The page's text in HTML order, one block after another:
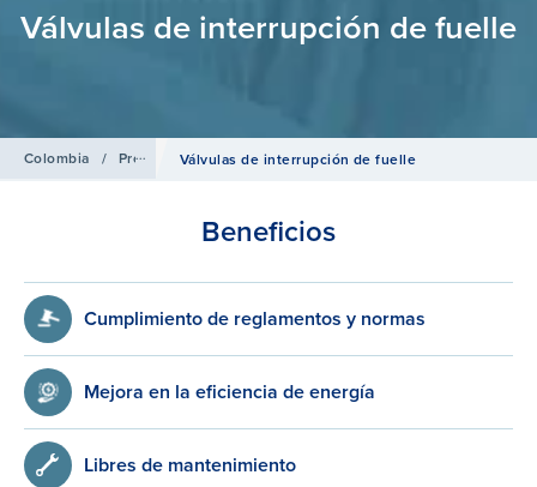
Válvulas de interrupción de fuelle
Colombia / Productos / Válvulas de interrupción
Válvulas de interrupción de fuelle
Beneficios
Cumplimiento de reglamentos y normas
Mejora en la eficiencia de energía
Libres de mantenimiento